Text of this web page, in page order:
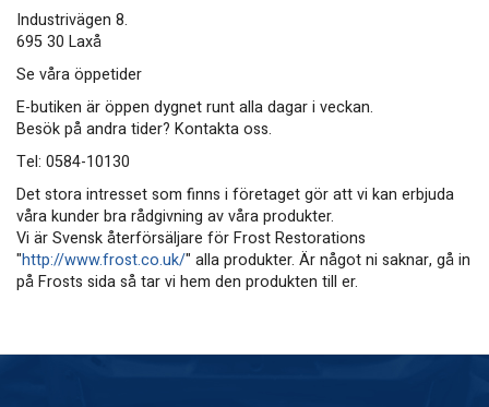
Industrivägen 8.
695 30 Laxå
Se våra öppetider
E-butiken är öppen dygnet runt alla dagar i veckan.
Besök på andra tider? Kontakta oss.
Tel: 0584-10130
Det stora intresset som finns i företaget gör att vi kan erbjuda
våra kunder bra rådgivning av våra produkter.
Vi är Svensk återförsäljare för Frost Restorations
"http://www.frost.co.uk/" alla produkter. Är något ni saknar, gå in
på Frosts sida så tar vi hem den produkten till er.